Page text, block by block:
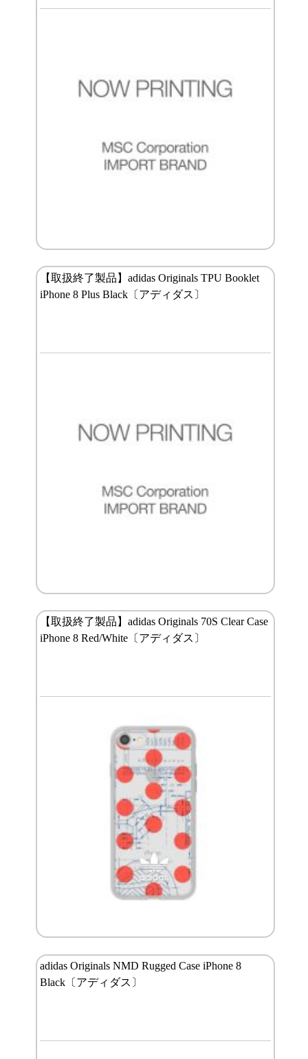
【取扱終了製品】adidas Originals TPU Booklet
iPhone 8 Plus Black〔アディダス〕
【取扱終了製品】adidas Originals 70S Clear Case
iPhone 8 Red/White〔アディダス〕
adidas Originals NMD Rugged Case iPhone 8
Black〔アディダス〕